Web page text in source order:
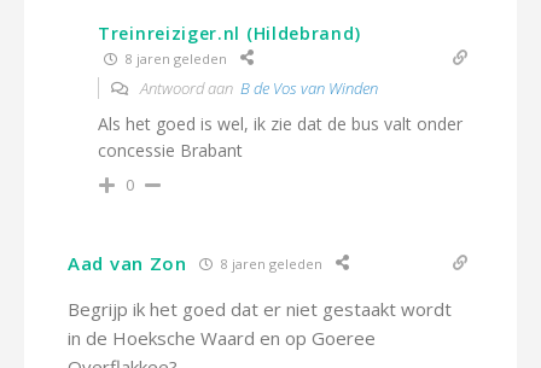
Treinreiziger.nl (Hildebrand)
8 jaren geleden
Antwoord aan B de Vos van Winden
Als het goed is wel, ik zie dat de bus valt onder
concessie Brabant
0
Aad van Zon 8 jaren geleden
Begrijp ik het goed dat er niet gestaakt wordt
in de Hoeksche Waard en op Goeree